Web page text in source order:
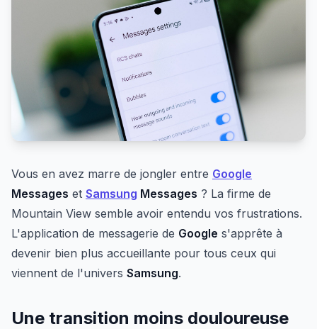
Vous en avez marre de jongler entre Google
Messages et Samsung Messages ? La firme de
Mountain View semble avoir entendu vos frustrations.
L'application de messagerie de Google s'apprête à
devenir bien plus accueillante pour tous ceux qui
viennent de l'univers Samsung.
Une transition moins douloureuse